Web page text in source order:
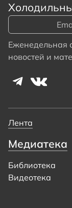
Еженедельная
новостей и
Лента
Медиатека
Библиотека
Видеотека